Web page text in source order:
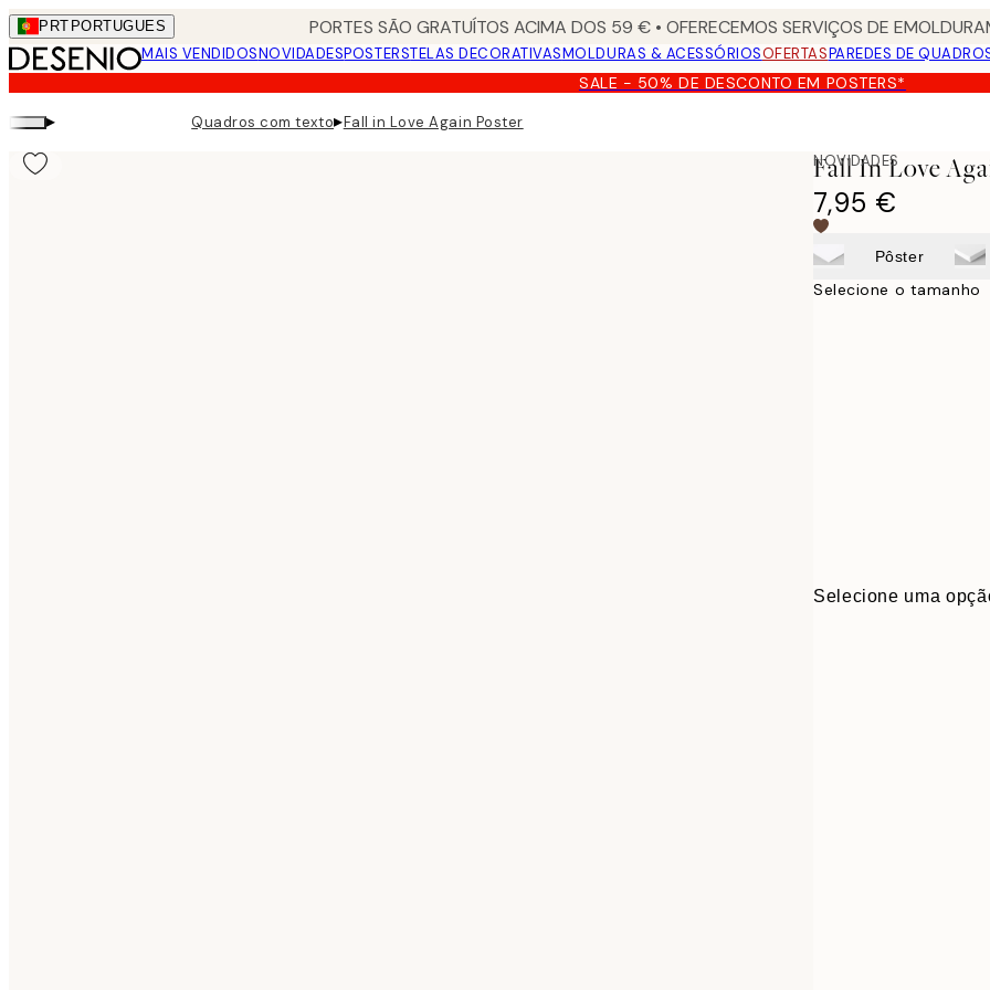
Skip
to
main
content.
PRT PORTUGUES PORTES SÃO GRATUÍTOS ACIMA DOS 59 € • OFERECEMOS SERVIÇOS DE
MAIS VENDIDOSNOVIDADESPOSTERSTELAS DECORATIVASMOLDURAS & ACESSÓRIOSOFERTASPAREDES DE
SALE - 50% DE DESCONTO EM POSTERS*
▸ Quadros com texto▸Fall in Love Again Poster
NOVIDADES
Fall In Love
7,95 €
Pôster
Selecione o tamanho
Selecione uma